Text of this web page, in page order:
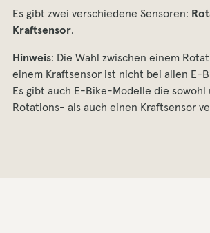
Es gibt zwei verschiedene Sensoren:
Kraftsensor.
Hinweis: Die Wahl zwischen einem
einem Kraftsensor ist nicht bei allen E-
Es gibt auch E-Bike-Modelle die sowohl
Rotations- als auch einen Kraftsensor